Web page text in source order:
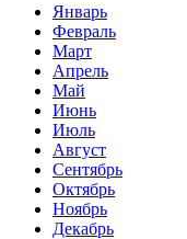
Январь
Февраль
Март
Апрель
Май
Июнь
Июль
Август
Сентябрь
Октябрь
Ноябрь
Декабрь